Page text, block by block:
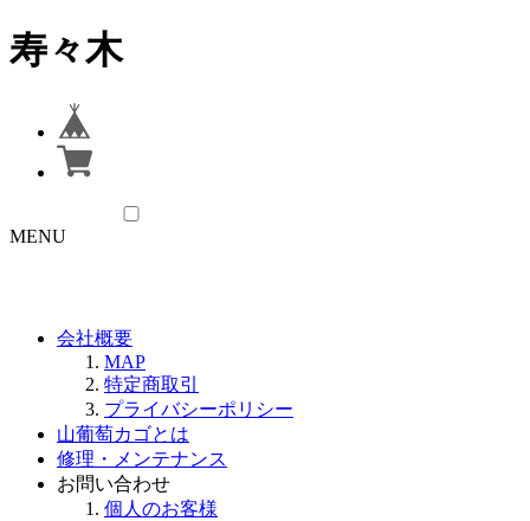
寿々木
MENU
会社概要
MAP
特定商取引
プライバシーポリシー
山葡萄カゴとは
修理・メンテナンス
お問い合わせ
個人のお客様